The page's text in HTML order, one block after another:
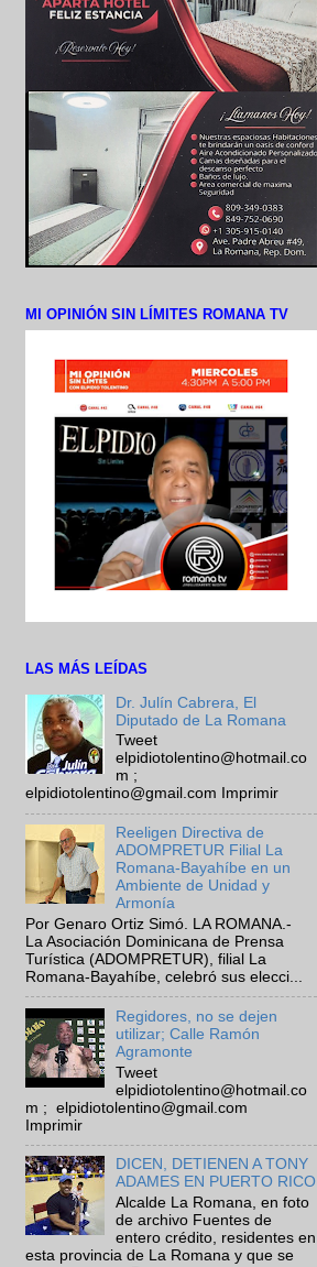
MI OPINIÓN SIN LÍMITES ROMANA TV
LAS MÁS LEÍDAS
Dr. Julín Cabrera, El
Diputado de La Romana
Tweet
elpidiotolentino@hotmail.co
m ;
elpidiotolentino@gmail.com Imprimir
Reeligen Directiva de
ADOMPRETUR Filial La
Romana-Bayahíbe en un
Ambiente de Unidad y
Armonía
Por Genaro Ortiz Simó. LA ROMANA.-
La Asociación Dominicana de Prensa
Turística (ADOMPRETUR), filial La
Romana-Bayahíbe, celebró sus elecci...
Regidores, no se dejen
utilizar; Calle Ramón
Agramonte
Tweet
elpidiotolentino@hotmail.co
m ; elpidiotolentino@gmail.com
Imprimir
DICEN, DETIENEN A TONY
ADAMES EN PUERTO RICO
Alcalde La Romana, en foto
de archivo Fuentes de
entero crédito, residentes en
esta provincia de La Romana y que se